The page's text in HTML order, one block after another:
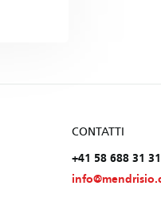
CONTATTI
+41 58 688 31 31